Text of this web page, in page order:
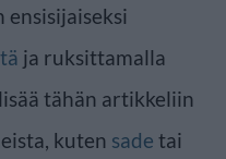
ensisijaiseksi
ja ruksittamalla
tähän artikkeliin
kuten sade tai